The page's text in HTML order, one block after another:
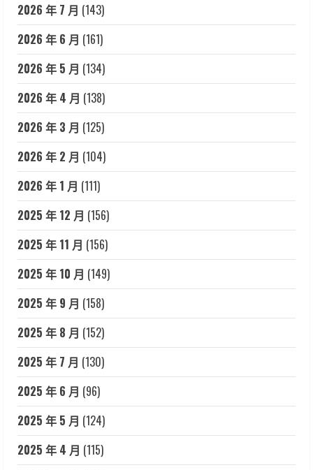
2026 年 7 月 (143)
2026 年 6 月 (161)
2026 年 5 月 (134)
2026 年 4 月 (138)
2026 年 3 月 (125)
2026 年 2 月 (104)
2026 年 1 月 (111)
2025 年 12 月 (156)
2025 年 11 月 (156)
2025 年 10 月 (149)
2025 年 9 月 (158)
2025 年 8 月 (152)
2025 年 7 月 (130)
2025 年 6 月 (96)
2025 年 5 月 (124)
2025 年 4 月 (115)